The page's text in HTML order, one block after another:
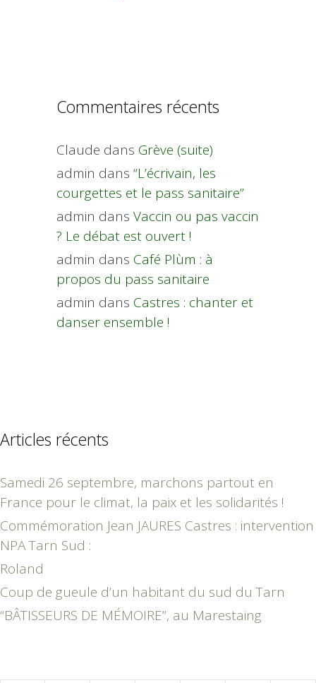
Commentaires récents
Claude dans Grève (suite)
admin dans “L’écrivain, les
courgettes et le pass sanitaire”
admin dans Vaccin ou pas vaccin
? Le débat est ouvert !
admin dans Café Plùm : à
propos du pass sanitaire
admin dans Castres : chanter et
danser ensemble !
Articles récents
Samedi 26 septembre, marchons partout en
France pour le climat, la paix et les solidarités !
Commémoration Jean JAURES Castres : intervention
NPA Tarn Sud :
Roland
Coup de gueule d’un habitant du sud du Tarn
“BÂTISSEURS DE MÉMOIRE”, au Marestaing